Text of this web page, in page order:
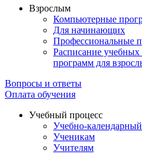
Взрослым
Компьютерные
Для начинающих
Профессиональные
Расписание
программ для
Вопросы и ответы
Оплата обучения
Учебный процесс
Учебно-
Ученикам
Учителям